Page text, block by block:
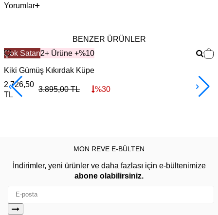
Yorumlar
BENZER ÜRÜNLER
Çok Satan2+ Ürüne +%10
Kiki Gümüş Kıkırdak Küpe
2.726,50
TL
3.895,00TL %30
MON REVE E-BÜLTEN
İndirimler, yeni ürünler ve daha fazlası için e-bültenimize
abone olabilirsiniz.